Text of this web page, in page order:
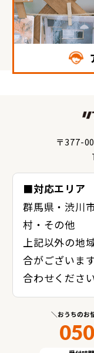
〒377-
■対応エリア
群馬県・渋川
村・その他
上記以外の地
合がございま
合わせください
おうちのお